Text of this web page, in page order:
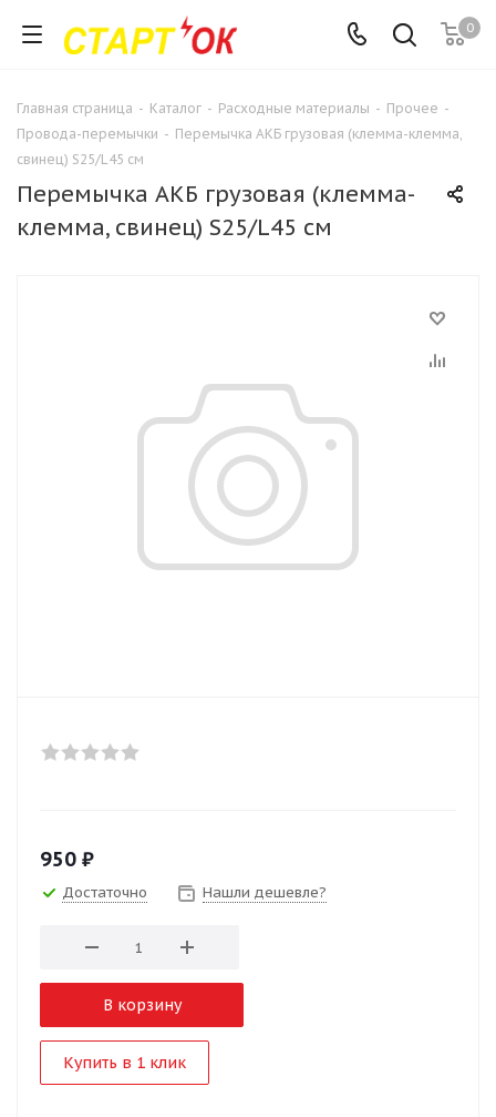
0
Главная страница - Каталог - Расходные материалы - Прочее -
Провода-перемычки - Перемычка АКБ грузовая (клемма-клемма,
свинец) S25/L45 см
Перемычка АКБ грузовая (клемма-
клемма, свинец) S25/L45 см
950 ₽
Достаточно Нашли дешевле?
В корзину
Купить в 1 клик